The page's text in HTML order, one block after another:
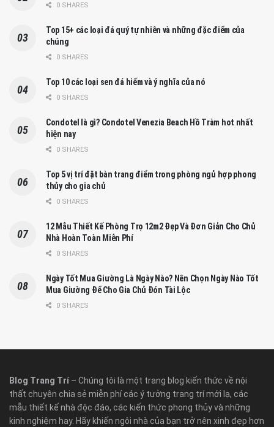
0 SHARES
Top 15+ các loại đá quý tự nhiên và những đặc điểm của
chúng
0 SHARES
Top 10 các loại sen đá hiếm và ý nghĩa của nó
0 SHARES
Condotel là gì? Condotel Venezia Beach Hồ Tràm hot nhất
hiện nay
0 SHARES
Top 5 vị trí đặt bàn trang điểm trong phòng ngủ hợp phong
thủy cho gia chủ
0 SHARES
12 Mẫu Thiết Kế Phòng Trọ 12m2 Đẹp Và Đơn Giản Cho Chủ
Nhà Hoàn Toàn Miễn Phí
0 SHARES
Ngày Tốt Mua Giường Là Ngày Nào? Nên Chọn Ngày Nào Tốt
Mua Giường Để Cho Gia Chủ Đón Tài Lộc
0 SHARES
Blog Trang Trí – Chúng tôi là một trang blog kiến thức về nội
thất chuyên chia sẻ miễn phí các ý tưởng trang trí mới lạ, các
mẫu thiết kế nhà độc đáo, các kiến thức phong thủy và những
kinh nghiệm hay. Hãy khiến ngôi nhà của bạn trở nên xinh đẹp hơn